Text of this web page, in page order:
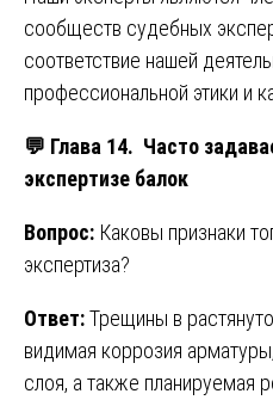
сообществ судебных
соответствие нашей
профессиональной этики и
💬 Глава 14. Часто
экспертизе балок
Вопрос: Каковы признаки
экспертиза?
Ответ:Трещины в
видимая коррозия
слоя, а также планируемая